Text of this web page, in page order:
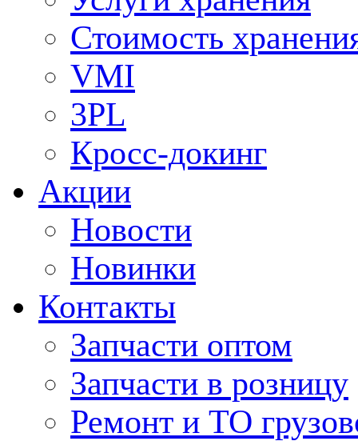
Стоимость
VMI
3PL
Кросс-докинг
Акции
Новости
Новинки
Контакты
Запчасти оптом
Запчасти в розницу
Ремонт и ТО